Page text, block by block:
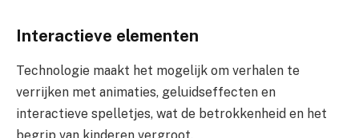
Interactieve elementen
Technologie maakt het mogelijk om verhalen te
verrijken met animaties, geluidseffecten en
interactieve spelletjes, wat de betrokkenheid en het